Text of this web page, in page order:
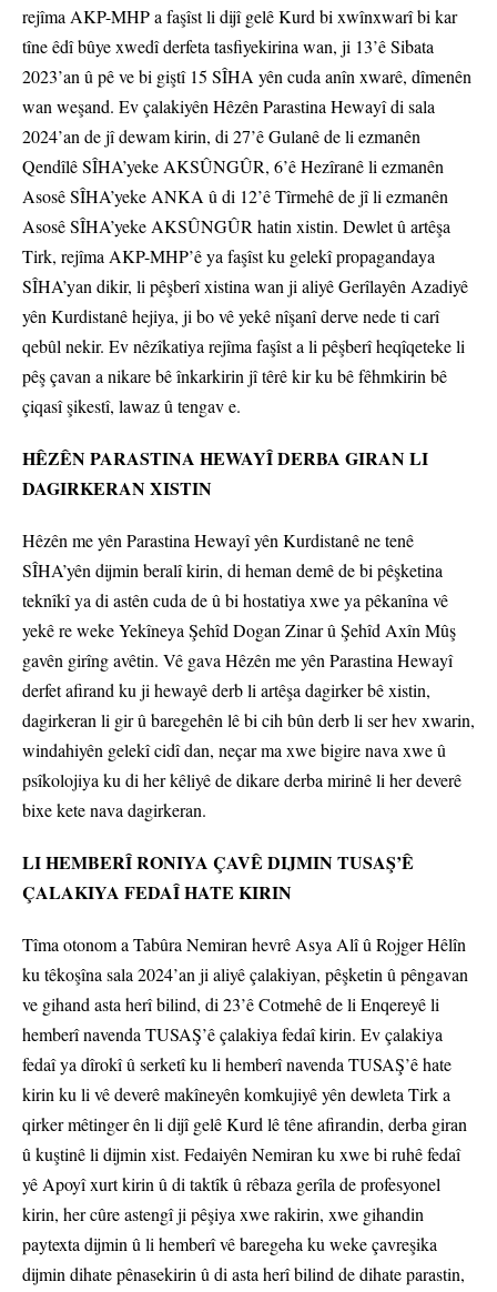
rejîma AKP-MHP a faşîst li dijî gelê Kurd bi xwînxwarî bi kar
tîne êdî bûye xwedî derfeta tasfiyekirina wan, ji 13’ê Sibata
2023’an û pê ve bi giştî 15 SÎHA yên cuda anîn xwarê, dîmenên
wan weşand. Ev çalakiyên Hêzên Parastina Hewayî di sala
2024’an de jî dewam kirin, di 27’ê Gulanê de li ezmanên
Qendîlê SÎHA’yeke AKSÛNGÛR, 6’ê Hezîranê li ezmanên
Asosê SÎHA’yeke ANKA û di 12’ê Tîrmehê de jî li ezmanên
Asosê SÎHA’yeke AKSÛNGÛR hatin xistin. Dewlet û artêşa
Tirk, rejîma AKP-MHP’ê ya faşîst ku gelekî propagandaya
SÎHA’yan dikir, li pêşberî xistina wan ji aliyê Gerîlayên Azadiyê
yên Kurdistanê hejiya, ji bo vê yekê nîşanî derve nede ti carî
qebûl nekir. Ev nêzîkatiya rejîma faşîst a li pêşberî heqîqeteke li
pêş çavan a nikare bê înkarkirin jî têrê kir ku bê fêhmkirin bê
çiqasî şikestî, lawaz û tengav e.
HÊZÊN PARASTINA HEWAYÎ DERBA GIRAN LI
DAGIRKERAN XISTIN
Hêzên me yên Parastina Hewayî yên Kurdistanê ne tenê
SÎHA’yên dijmin beralî kirin, di heman demê de bi pêşketina
teknîkî ya di astên cuda de û bi hostatiya xwe ya pêkanîna vê
yekê re weke Yekîneya Şehîd Dogan Zinar û Şehîd Axîn Mûş
gavên girîng avêtin. Vê gava Hêzên me yên Parastina Hewayî
derfet afirand ku ji hewayê derb li artêşa dagirker bê xistin,
dagirkeran li gir û baregehên lê bi cih bûn derb li ser hev xwarin,
windahiyên gelekî cidî dan, neçar ma xwe bigire nava xwe û
psîkolojiya ku di her kêliyê de dikare derba mirinê li her deverê
bixe kete nava dagirkeran.
LI HEMBERÎ RONIYA ÇAVÊ DIJMIN TUSAŞ’Ê
ÇALAKIYA FEDAÎ HATE KIRIN
Tîma otonom a Tabûra Nemiran hevrê Asya Alî û Rojger Hêlîn
ku têkoşîna sala 2024’an ji aliyê çalakiyan, pêşketin û pêngavan
ve gihand asta herî bilind, di 23’ê Cotmehê de li Enqereyê li
hemberî navenda TUSAŞ’ê çalakiya fedaî kirin. Ev çalakiya
fedaî ya dîrokî û serketî ku li hemberî navenda TUSAŞ’ê hate
kirin ku li vê deverê makîneyên komkujiyê yên dewleta Tirk a
qirker mêtinger ên li dijî gelê Kurd lê têne afirandin, derba giran
û kuştinê li dijmin xist. Fedaiyên Nemiran ku xwe bi ruhê fedaî
yê Apoyî xurt kirin û di taktîk û rêbaza gerîla de profesyonel
kirin, her cûre astengî ji pêşiya xwe rakirin, xwe gihandin
paytexta dijmin û li hemberî vê baregeha ku weke çavreşika
dijmin dihate pênasekirin û di asta herî bilind de dihate parastin,